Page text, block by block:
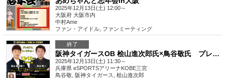
2025年12月13日(土) 12:00～
大阪府 大阪市内
中村Ame
ファン・アイドル ファンミーティング
終了
阪神タイガースOB 桧山進次郎氏×鳥谷敬氏 プレミアムファンイベント Vol.1
2025年12月13日(土) 11:30～
兵庫県 eSPORTSアリーナKOBE三宮
鳥谷敬, 阪神タイガース, 桧山進次郎